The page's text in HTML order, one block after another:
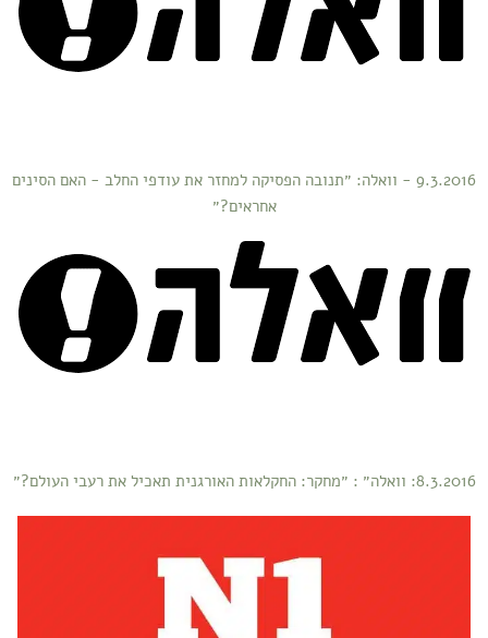
9.3.2016 - וואלה: ״תנובה הפסיקה למחזר את עודפי החלב - האם הסינים
אחראים?״
8.3.2016: וואלה״ : ״מחקר: החקלאות האורגנית תאכיל את רעבי העולם?״